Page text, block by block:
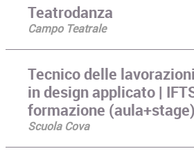
Teatrodanza
Campo Teatrale
Tecnico delle
in design applicato |
formazione (aula+stage)
Scuola Cova